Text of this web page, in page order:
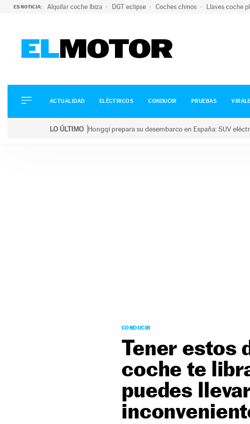
ES NOTICIA: Alquilar coche Ibiza DGT eclipse Coches chinos Llaves coche
ELÉCTRICOS
CONDUCIR
ACTUALIDAD ELÉCTRICOS CONDUCIR PRUEBAS
LO ÚLTIMO Hongqi prepara su desembarco en España: SUV
CONDUCIR
Tener estos
coche te
puedes